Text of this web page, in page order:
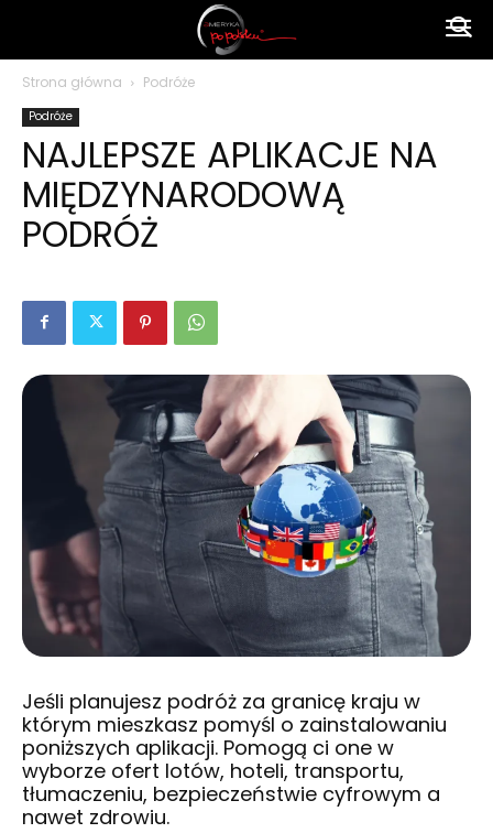
polsku
Strona główna Podróże
Podróże
NAJLEPSZE APLIKACJE NA
MIĘDZYNARODOWĄ
PODRÓŻ
Jeśli planujesz podróż za granicę kraju w
którym mieszkasz pomyśl o zainstalowaniu
poniższych aplikacji. Pomogą ci one w
wyborze ofert lotów, hoteli, transportu,
tłumaczeniu, bezpieczeństwie cyfrowym a
nawet zdrowiu.